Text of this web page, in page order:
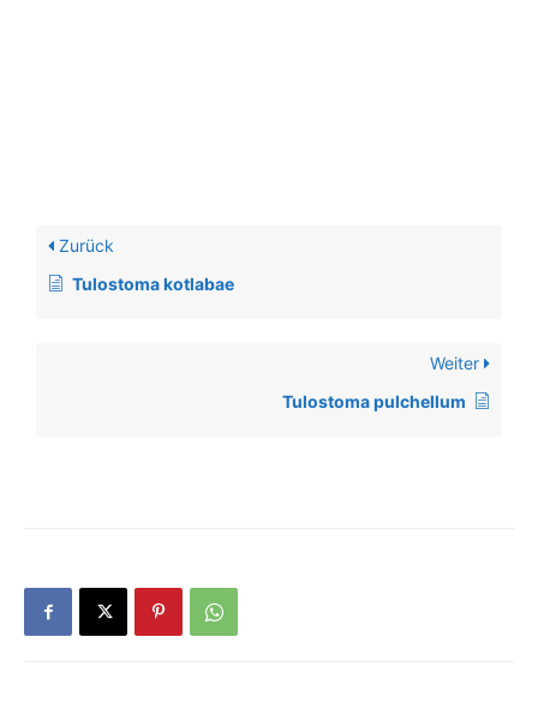
Zurück
Tulostoma kotlabae
Weiter
Tulostoma pulchellum